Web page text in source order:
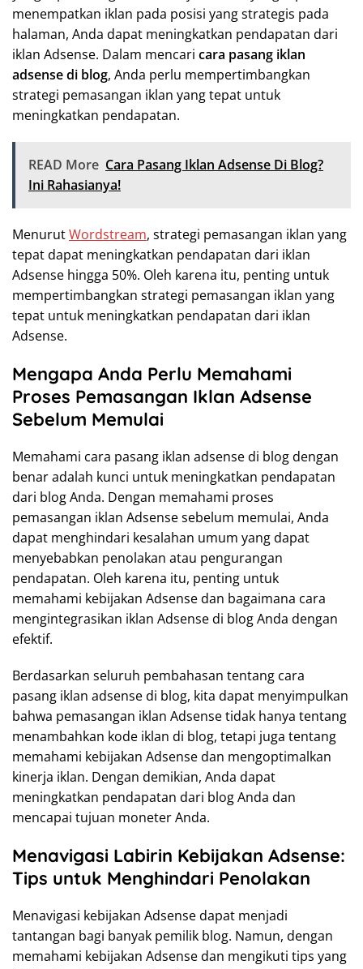
menempatkan iklan pada posisi yang strategis pada
halaman, Anda dapat meningkatkan pendapatan dari
iklan Adsense. Dalam mencari cara pasang iklan
adsense di blog, Anda perlu mempertimbangkan
strategi pemasangan iklan yang tepat untuk
meningkatkan pendapatan.
READ More Cara Pasang Iklan Adsense Di Blog?
Ini Rahasianya!
MenurutWordstream, strategi pemasangan iklan yang
tepat dapat meningkatkan pendapatan dari iklan
Adsense hingga 50%. Oleh karena itu, penting untuk
mempertimbangkan strategi pemasangan iklan yang
tepat untuk meningkatkan pendapatan dari iklan
Adsense.
Mengapa Anda Perlu Memahami
Proses Pemasangan Iklan Adsense
Sebelum Memulai
Memahami cara pasang iklan adsense di blog dengan
benar adalah kunci untuk meningkatkan pendapatan
dari blog Anda. Dengan memahami proses
pemasangan iklan Adsense sebelum memulai, Anda
dapat menghindari kesalahan umum yang dapat
menyebabkan penolakan atau pengurangan
pendapatan. Oleh karena itu, penting untuk
memahami kebijakan Adsense dan bagaimana cara
mengintegrasikan iklan Adsense di blog Anda dengan
efektif.
Berdasarkan seluruh pembahasan tentang cara
pasang iklan adsense di blog, kita dapat menyimpulkan
bahwa pemasangan iklan Adsense tidak hanya tentang
menambahkan kode iklan di blog, tetapi juga tentang
memahami kebijakan Adsense dan mengoptimalkan
kinerja iklan. Dengan demikian, Anda dapat
meningkatkan pendapatan dari blog Anda dan
mencapai tujuan moneter Anda.
Menavigasi Labirin Kebijakan Adsense:
Tips untuk Menghindari Penolakan
Menavigasi kebijakan Adsense dapat menjadi
tantangan bagi banyak pemilik blog. Namun, dengan
memahami kebijakan Adsense dan mengikuti tips yang